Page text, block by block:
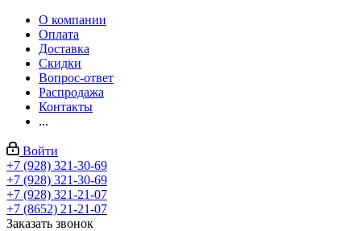
О компании
Оплата
Доставка
Скидки
Вопрос-ответ
Распродажа
Контакты
...
Войти
+7 (928) 321-30-69
+7 (928) 321-30-69
+7 (928) 321-21-07
+7 (8652) 21-21-07
Заказать звонок